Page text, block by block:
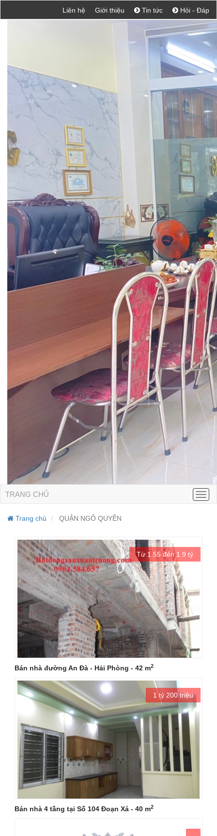
Hỏi - Đáp
Tin tức
Giới thiệu
Liên hệ
TRANG CHỦ
Trang chủ QUẬN NGÔ QUYỀN
Từ 1.55 đến 1.9 tỷ
Bán nhà đường An Đà - Hải Phòng - 42 m2
1 tỷ 200 triệu
Bán nhà 4 tầng tại Số 104 Đoạn Xá - 40 m2